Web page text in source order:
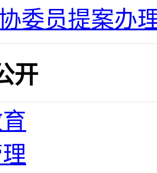
委员提案办
开